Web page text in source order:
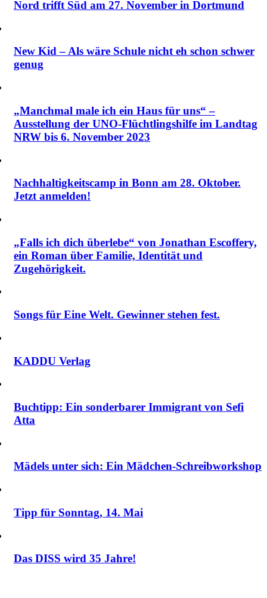
Nord trifft Süd am 27. November in Dortmund
New Kid – Als wäre Schule nicht eh schon schwer
genug
„Manchmal male ich ein Haus für uns“ –
Ausstellung der UNO-Flüchtlingshilfe im Landtag
NRW bis 6. November 2023
Nachhaltigkeitscamp in Bonn am 28. Oktober.
Jetzt anmelden!
„Falls ich dich überlebe“ von Jonathan Escoffery,
ein Roman über Familie, Identität und
Zugehörigkeit.
Songs für Eine Welt. Gewinner stehen fest.
KADDU Verlag
Buchtipp: Ein sonderbarer Immigrant von Sefi
Atta
Mädels unter sich: Ein Mädchen-Schreibworkshop
Tipp für Sonntag, 14. Mai
Das DISS wird 35 Jahre!